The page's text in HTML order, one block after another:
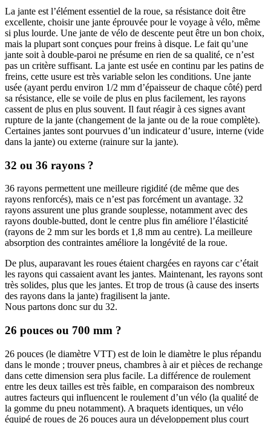
La jante est l’élément essentiel de la roue, sa résistance doit être
excellente, choisir une jante éprouvée pour le voyage à vélo, même
si plus lourde. Une jante de vélo de descente peut être un bon choix,
mais la plupart sont conçues pour freins à disque. Le fait qu’une
jante soit à double-paroi ne présume en rien de sa qualité, ce n’est
pas un critère suffisant. La jante est usée en continu par les patins de
freins, cette usure est très variable selon les conditions. Une jante
usée (ayant perdu environ 1/2 mm d’épaisseur de chaque côté) perd
sa résistance, elle se voile de plus en plus facilement, les rayons
cassent de plus en plus souvent. Il faut réagir à ces signes avant
rupture de la jante (changement de la jante ou de la roue complète).
Certaines jantes sont pourvues d’un indicateur d’usure, interne (vide
dans la jante) ou externe (rainure sur la jante).
32 ou 36 rayons ?
36 rayons permettent une meilleure rigidité (de même que des
rayons renforcés), mais ce n’est pas forcément un avantage. 32
rayons assurent une plus grande souplesse, notamment avec des
rayons double-butted, dont le centre plus fin améliore l’élasticité
(rayons de 2 mm sur les bords et 1,8 mm au centre). La meilleure
absorption des contraintes améliore la longévité de la roue.
De plus, auparavant les roues étaient chargées en rayons car c’était
les rayons qui cassaient avant les jantes. Maintenant, les rayons sont
très solides, plus que les jantes. Et trop de trous (à cause des inserts
des rayons dans la jante) fragilisent la jante.
Nous partons donc sur du 32.
26 pouces ou 700 mm ?
26 pouces (le diamètre VTT) est de loin le diamètre le plus répandu
dans le monde ; trouver pneus, chambres à air et pièces de rechange
dans cette dimension sera plus facile. La différence de roulement
entre les deux tailles est très faible, en comparaison des nombreux
autres facteurs qui influencent le roulement d’un vélo (la qualité de
la gomme du pneu notamment). A braquets identiques, un vélo
équipé de roues de 26 pouces aura un développement plus court